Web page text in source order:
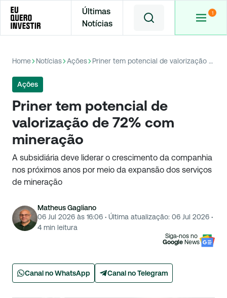
Últimas
Notícias
Home Notícias Ações Priner tem potencial de valorização de 72% com mineração
Ações
Priner tem potencial de
valorização de 72% com
mineração
A subsidiária deve liderar o crescimento da companhia
nos próximos anos por meio da expansão dos serviços
de mineração
Matheus Gagliano
06 Jul 2026 às 16:06 · Última atualização: 06 Jul 2026 ·
4min leitura
Siga-nos no
Google News
Canal no WhatsApp Canal no Telegram